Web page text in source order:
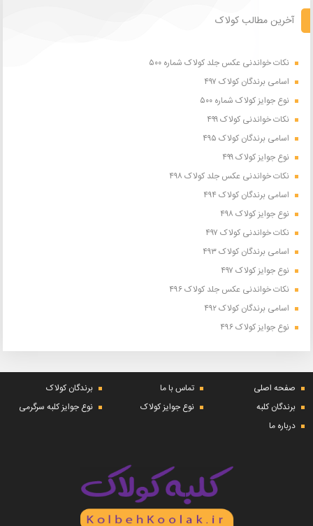
آخرین مطالب کولاک
نکات خواندنی عکس جلد کولاک شماره ۵۰۰
اسامی برندگان کولاک ۴۹۷
نوع جوایز کولاک شماره ۵۰۰
نکات خواندنی کولاک ۴۹۹
اسامی برندگان کولاک ۴۹۵
نوع جوایز کولاک ۴۹۹
نکات خواندنی عکس جلد کولاک ۴۹۸
اسامی برندگان کولاک ۴۹۴
نوع جوایز کولاک ۴۹۸
نکات خواندنی کولاک ۴۹۷
اسامی برندگان کولاک ۴۹۳
نوع جوایز کولاک ۴۹۷
نکات خواندنی عکس جلد کولاک ۴۹۶
اسامی برندگان کولاک ۴۹۲
نوع جوایز کولاک ۴۹۶
صفحه اصلی تماس با ما
برندگان کولاک
برندگان کلبه
نوع جوایز کولاک
نوع جوایز کلبه سرگرمی
درباره ما